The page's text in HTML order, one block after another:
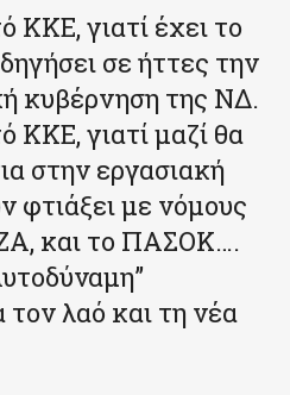
ΚΚΕ, γιατί έχει το
σε ήττες την
κυβέρνηση της ΝΔ.
ΚΚΕ, γιατί μαζί θα
στην εργασιακή
φτιάξει με νόμους
και το ΠΑΣΟΚ….
τον λαό και τη νέα